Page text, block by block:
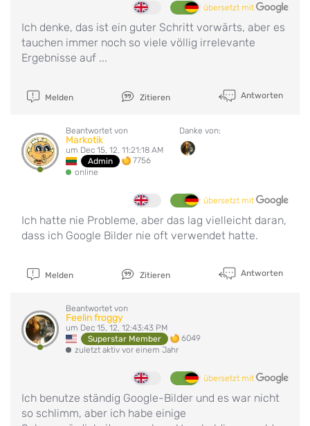
übersetzt mit
Ich denke, das ist ein guter Schritt vorwärts, aber es
tauchen immer noch so viele völlig irrelevante
Ergebnisse auf ...
Melden Zitieren Antworten
Beantwortet von
Markotik
um Dec 15, 12, 11:21:18 AM
Admin
7756
online
Danke von:
übersetzt mit
Ich hatte nie Probleme, aber das lag vielleicht daran,
dass ich Google Bilder nie oft verwendet hatte.
Melden Zitieren Antworten
Beantwortet von
Feelin froggy
um Dec 15, 12, 12:43:43 PM
Superstar Member
6049
zuletzt aktiv vor einem Jahr
übersetzt mit
Ich benutze ständig Google-Bilder und es war nicht
so schlimm, aber ich habe einige